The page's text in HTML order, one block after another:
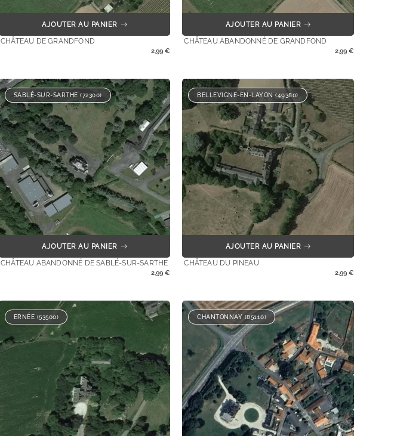
AJOUTER AU PANIER
CHÂTEAU DE GRANDFOND
2,99€
AJOUTER AU PANIER
CHÂTEAU ABANDONNÉ DE GRANDFOND
2,99 €
SABLÉ-SUR-SARTHE (72300)
AJOUTER AU PANIER
CHÂTEAU ABANDONNÉ DE SABLÉ-SUR-SARTHE
2,99€
BELLEVIGNE-EN-LAYON (49380)
AJOUTER AU PANIER
CHÂTEAU DU PINEAU
2,99 €
ERNÉE (53500) CHANTONNAY (85110)